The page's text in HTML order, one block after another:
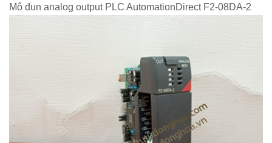
Mô đun analog output PLC AutomationDirect F2-08DA-2